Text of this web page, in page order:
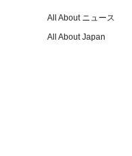
All About ニュース
All About Japan